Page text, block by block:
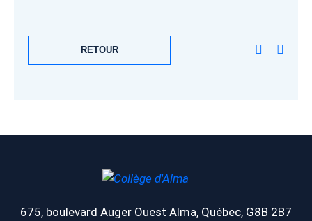
RETOUR
675, boulevard Auger Ouest Alma, Québec, G8B 2B7